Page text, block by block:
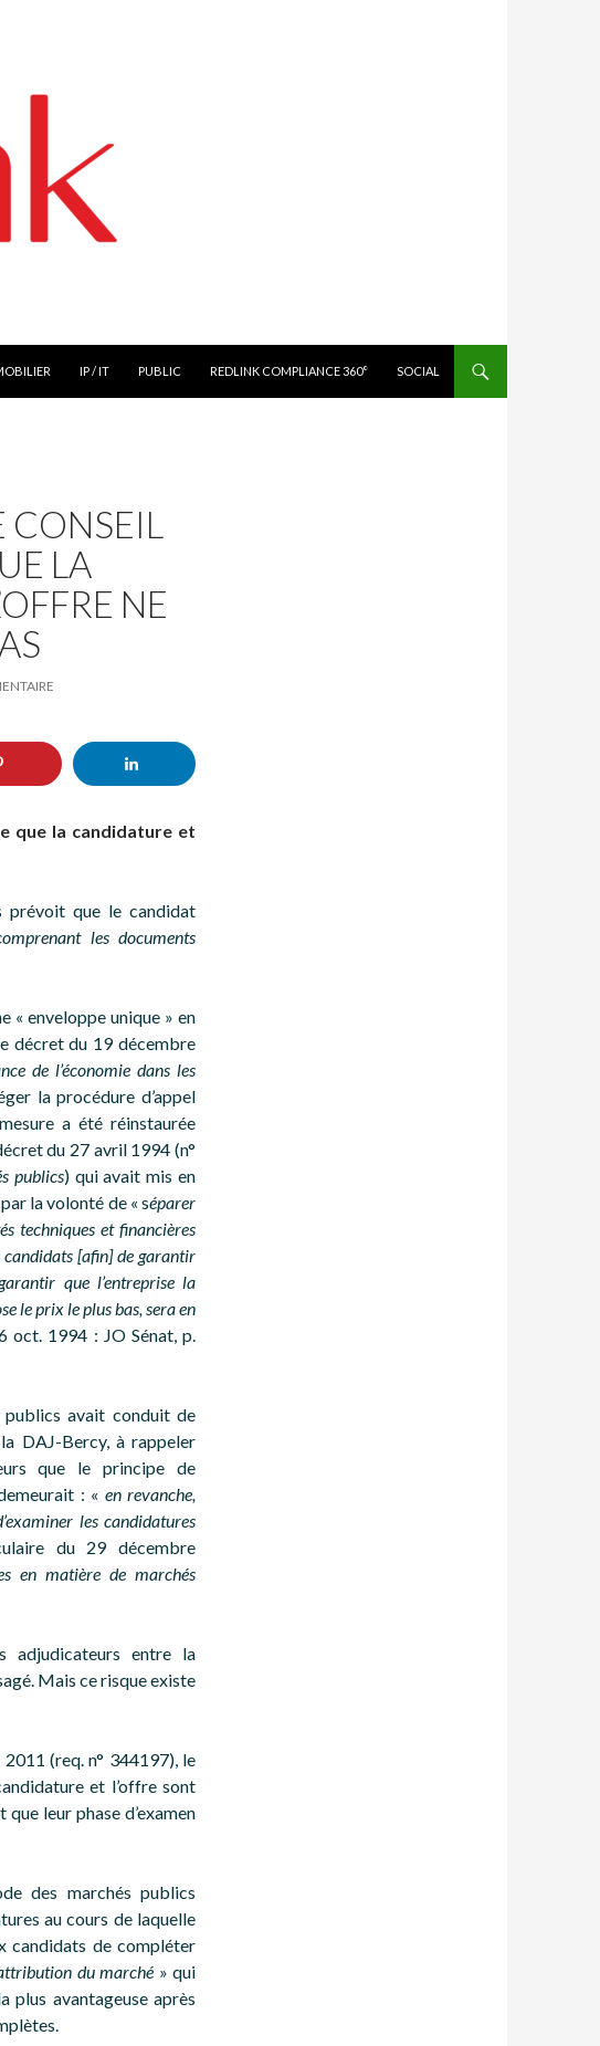
IP / IT PUBLIC REDLINK COMPLIANCE 360° SOCIAL
CONSEIL
LA
NE
que la candidature et
prévoit que le candidat
les documents
« enveloppe unique » en
décret du 19 décembre
de l’économie dans les
la procédure d’appel
a été réinstaurée
du 27 avril 1994 (n°
publics) qui avait mis en
la volonté de « séparer
techniques et financières
candidats [afin] de garantir
que l’entreprise la
le prix le plus bas, sera en
oct. 1994 : JO Sénat, p.
avait conduit de
DAJ-Bercy, à rappeler
que le principe de
: « en revanche,
les candidatures
du 29 décembre
en matière de marchés
adjudicateurs entre la
Mais ce risque existe
(req. n° 344197), le
et l’offre sont
leur phase d’examen
des marchés publics
au cours de laquelle
candidats de compléter
du marché » qui
plus avantageuse après